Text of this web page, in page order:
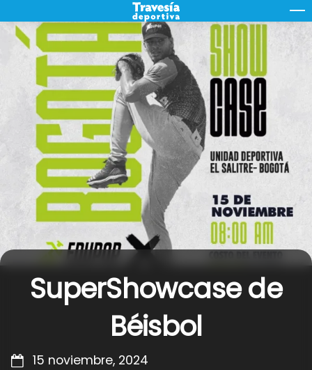
to
content
SuperShowcase de
Béisbol
15 noviembre, 2024